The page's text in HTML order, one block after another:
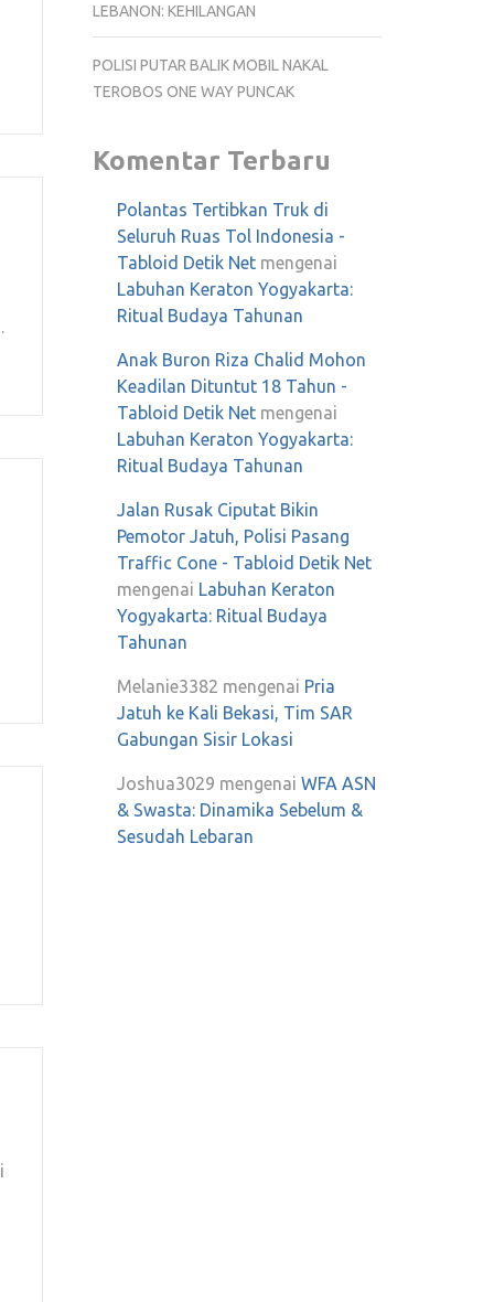
LEBANON: KEHILANGAN
POLISI PUTAR BALIK MOBIL NAKAL
TEROBOS ONE WAY PUNCAK
Komentar Terbaru
Polantas Tertibkan Truk di
Seluruh Ruas Tol Indonesia -
Tabloid Detik Netmengenai
Labuhan Keraton Yogyakarta:
Ritual Budaya Tahunan
Anak Buron Riza Chalid Mohon
Keadilan Dituntut 18 Tahun -
Tabloid Detik Netmengenai
Labuhan Keraton Yogyakarta:
Ritual Budaya Tahunan
Jalan Rusak Ciputat Bikin
Pemotor Jatuh, Polisi Pasang
Traffic Cone - Tabloid Detik Net
mengenai Labuhan Keraton
Yogyakarta: Ritual Budaya
Tahunan
Melanie3382 mengenai Pria
Jatuh ke Kali Bekasi, Tim SAR
Gabungan Sisir Lokasi
Joshua3029 mengenai WFA ASN
& Swasta: Dinamika Sebelum &
Sesudah Lebaran